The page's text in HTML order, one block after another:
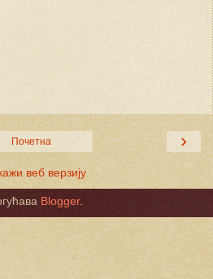
›
Почетна
веб верзију
Blogger.